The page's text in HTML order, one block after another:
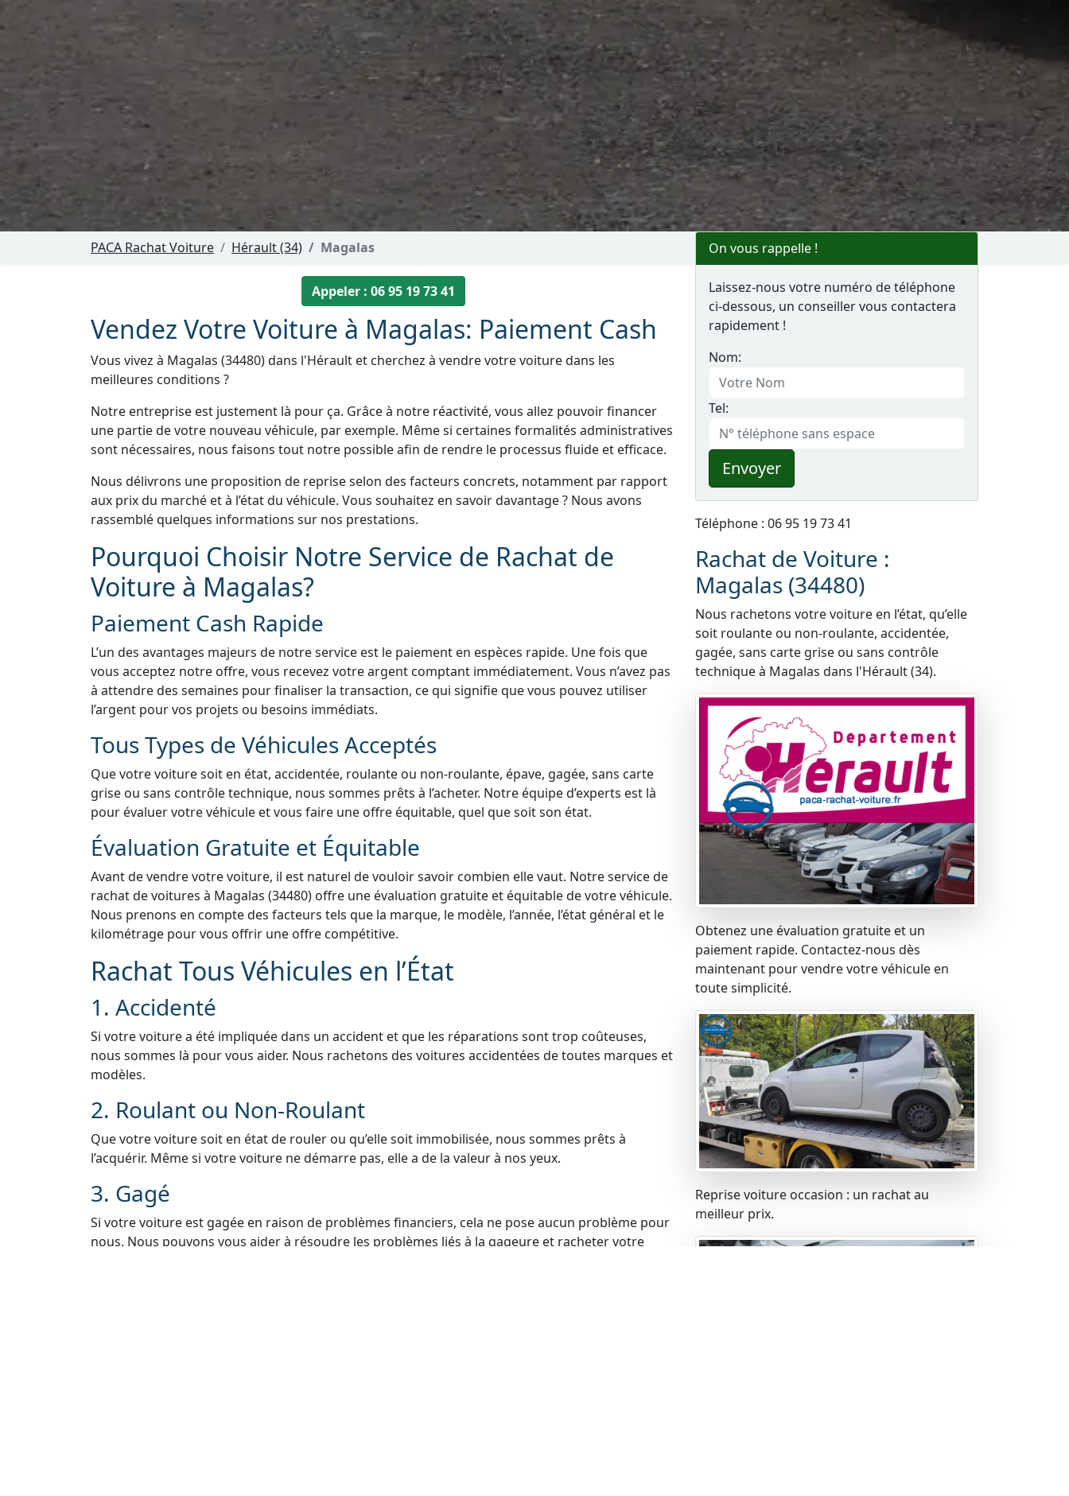
PACA Rachat Voiture Hérault (34) Magalas
Appeler : 06 95 19 73 41
Vendez Votre Voiture à Magalas: Paiement Cash
Vous vivez à Magalas (34480) dans l'Hérault et cherchez à vendre votre voiture dans les
meilleures conditions ?
Notre entreprise est justement là pour ça. Grâce à notre réactivité, vous allez pouvoir financer
une partie de votre nouveau véhicule, par exemple. Même si certaines formalités administratives
sont nécessaires, nous faisons tout notre possible afin de rendre le processus fluide et efficace.
Nous délivrons une proposition de reprise selon des facteurs concrets, notamment par rapport
aux prix du marché et à l’état du véhicule. Vous souhaitez en savoir davantage ? Nous avons
rassemblé quelques informations sur nos prestations.
Pourquoi Choisir Notre Service de Rachat de
Voiture à Magalas?
Paiement Cash Rapide
L’un des avantages majeurs de notre service est le paiement en espèces rapide. Une fois que
vous acceptez notre offre, vous recevez votre argent comptant immédiatement. Vous n’avez pas
à attendre des semaines pour finaliser la transaction, ce qui signifie que vous pouvez utiliser
l’argent pour vos projets ou besoins immédiats.
Tous Types de Véhicules Acceptés
Que votre voiture soit en état, accidentée, roulante ou non-roulante, épave, gagée, sans carte
grise ou sans contrôle technique, nous sommes prêts à l’acheter. Notre équipe d’experts est là
pour évaluer votre véhicule et vous faire une offre équitable, quel que soit son état.
Évaluation Gratuite et Équitable
Avant de vendre votre voiture, il est naturel de vouloir savoir combien elle vaut. Notre service de
rachat de voitures à Magalas (34480) offre une évaluation gratuite et équitable de votre véhicule.
Nous prenons en compte des facteurs tels que la marque, le modèle, l’année, l’état général et le
kilométrage pour vous offrir une offre compétitive.
Rachat Tous Véhicules en l’État
1. Accidenté
Si votre voiture a été impliquée dans un accident et que les réparations sont trop coûteuses,
nous sommes là pour vous aider. Nous rachetons des voitures accidentées de toutes marques et
modèles.
2. Roulant ou Non-Roulant
Que votre voiture soit en état de rouler ou qu’elle soit immobilisée, nous sommes prêts à
l’acquérir. Même si votre voiture ne démarre pas, elle a de la valeur à nos yeux.
3. Gagé
Si votre voiture est gagée en raison de problèmes financiers, cela ne pose aucun problème pour
nous. Nous pouvons vous aider à résoudre les problèmes liés à la gageure et racheter votre
On vous rappelle !
Laissez-nous votre numéro de téléphone
ci-dessous, un conseiller vous contactera
rapidement !
Nom:
Tel:
Envoyer
Téléphone : 06 95 19 73 41
Rachat de Voiture :
Magalas (34480)
Nous rachetons votre voiture en l’état, qu’elle
soit roulante ou non-roulante, accidentée,
gagée, sans carte grise ou sans contrôle
technique à Magalas dans l'Hérault (34).
Obtenez une évaluation gratuite et un
paiement rapide. Contactez-nous dès
maintenant pour vendre votre véhicule en
toute simplicité.
Reprise voiture occasion : un rachat au
meilleur prix.